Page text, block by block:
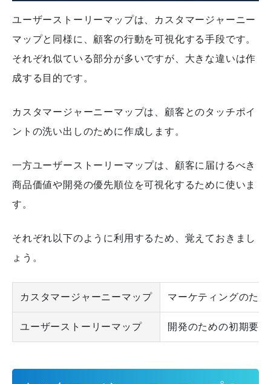
ユーザーストーリーマップは、カスタマージャーニー
マップと同様に、顧客の行動を可視化する手段です。
それぞれ似ている部分が多いですが、大きな違いは作
成する目的です。
カスタマージャーニーマップは、顧客とのタッチポイ
ントの洗い出しのために作成します。
一方ユーザーストーリーマップは、顧客に届けるべき
商品価値や開発の優先順位を可視化するために使いま
す。
それぞれ以下のように利用するため、覚えておきまし
ょう。
カスタマージャーニーマップ マーケティングのた
ユーザーストーリーマップ 開発のための初期要